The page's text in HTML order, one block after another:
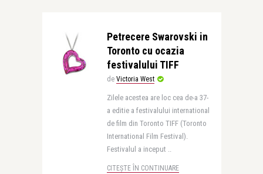
Petrecere Swarovski in
Toronto cu ocazia
festivalului TIFF
de Victoria West
Zilele acestea are loc cea de-a 37-
a editie a festivalului international
de film din Toronto TIFF (Toronto
International Film Festival).
Festivalul a inceput ..
CITEȘTE ÎN CONTINUARE